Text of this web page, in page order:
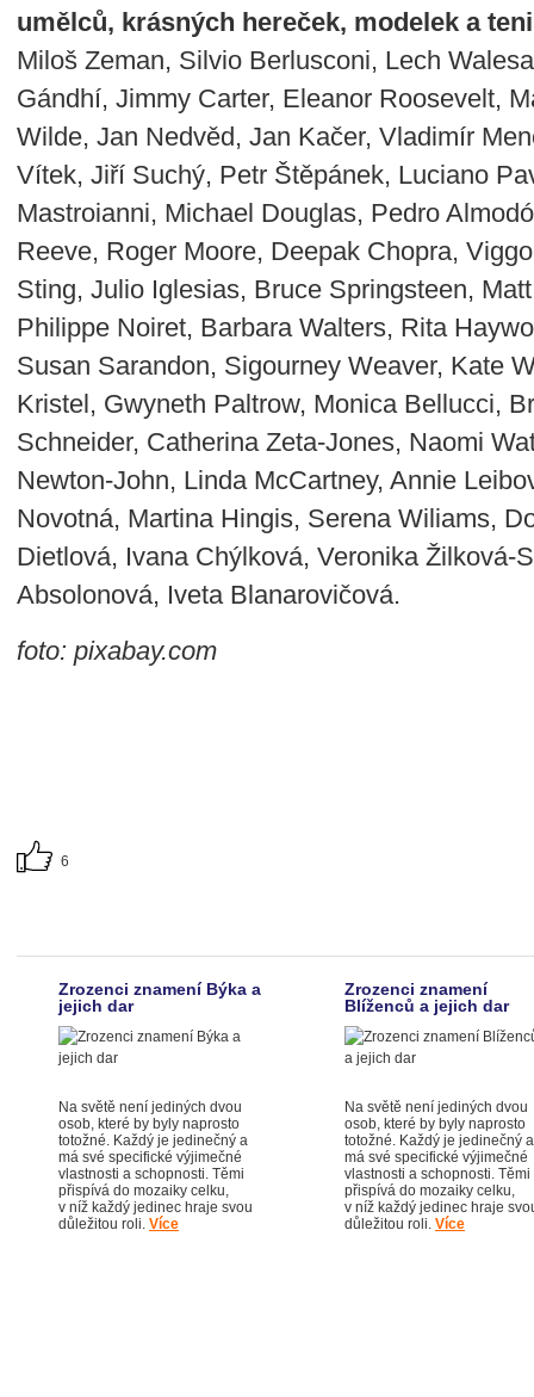
umělců, krásných hereček, modelek a
Miloš Zeman, Silvio Berlusconi, Lech
Gándhí, Jimmy Carter, Eleanor Roosevelt,
Wilde, Jan Nedvěd, Jan Kačer, Vladimír
Vítek, Jiří Suchý, Petr Štěpánek, Luciano
Mastroianni, Michael Douglas, Pedro
Reeve, Roger Moore, Deepak Chopra,
Sting, Julio Iglesias, Bruce Springsteen,
Philippe Noiret, Barbara Walters, Rita
Susan Sarandon, Sigourney Weaver, Kate
Kristel, Gwyneth Paltrow, Monica Bellucci,
Schneider, Catherina Zeta-Jones, Naomi
Newton-John, Linda McCartney, Annie
Novotná, Martina Hingis, Serena Wiliams,
Dietlová, Ivana Chýlková, Veronika Žilková-
Absolonová, Iveta Blanarovičová.
foto: pixabay.com
6
Zrozenci znamení Býka a
jejich dar
Na světě není jediných dvou
osob, které by byly naprosto
totožné. Každý je jedinečný a
má své specifické výjimečné
vlastnosti a schopnosti. Těmi
přispívá do mozaiky celku,
v níž každý jedinec hraje svou
důležitou roli. Více
Zrozenci znamení
Blíženců a jejich dar
Na světě není jediných dvou
osob, které by byly naprosto
totožné. Každý je jedinečný a
má své specifické výjimečné
vlastnosti a schopnosti. Těmi
přispívá do mozaiky celku,
v níž každý jedinec hraje
důležitou roli. Více